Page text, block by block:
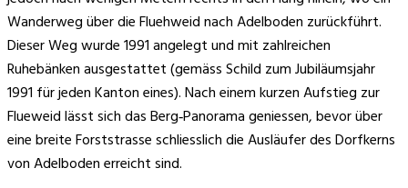
Wanderweg über die Fluehweid nach Adelboden zurückführt.
Dieser Weg wurde 1991 angelegt und mit zahlreichen
Ruhebänken ausgestattet (gemäss Schild zum Jubiläumsjahr
1991 für jeden Kanton eines). Nach einem kurzen Aufstieg zur
Flueweid lässt sich das Berg‑Panorama geniessen, bevor über
eine breite Forststrasse schliesslich die Ausläufer des Dorfkerns
von Adelboden erreicht sind.